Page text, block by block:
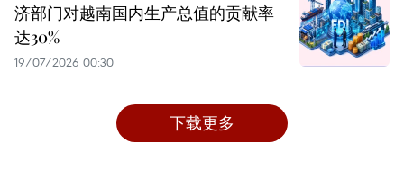
济部门对越南国内生产总值的贡献率
达30%
19/07/2026 00:30
下载更多